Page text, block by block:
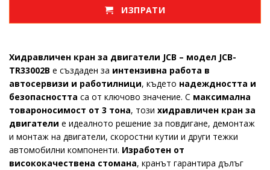
ИЗПРАТИ
Хидравличен кран за двигатели JCB – модел JCB-
TR33002B е създаден за интензивна работа в
автосервизи и работилници, където надеждността и
безопасността са от ключово значение. С максимална
товароносимост от 3 тона, този хидравличен кран за
двигатели е идеалното решение за повдигане, демонтаж
и монтаж на двигатели, скоростни кутии и други тежки
автомобилни компоненти. Изработен от
висококачествена стомана, кранът гарантира дълъг